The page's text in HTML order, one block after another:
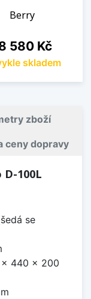
Berry
580 Kč
skladem
zboží
ceny dopravy
D-100L
se
440 x 200